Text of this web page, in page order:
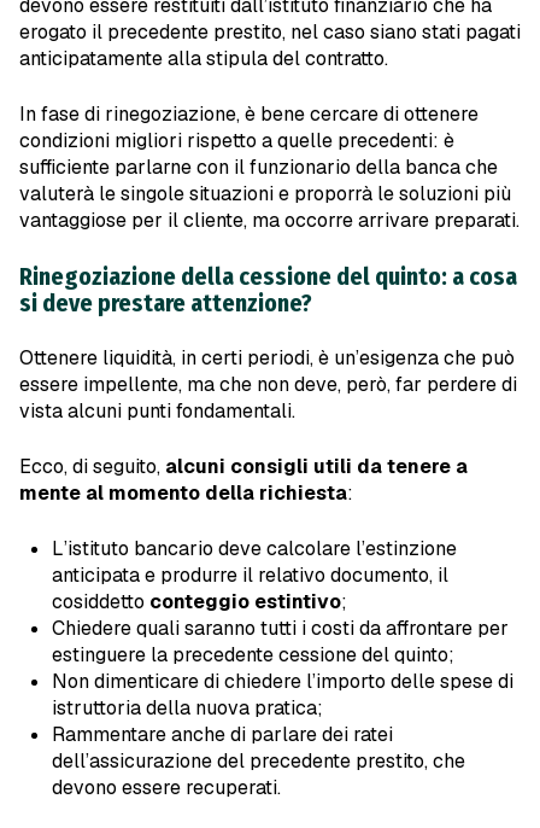
devono essere restituiti dall’istituto finanziario che ha
erogato il precedente prestito, nel caso siano stati pagati
anticipatamente alla stipula del contratto.
In fase di rinegoziazione, è bene cercare di ottenere
condizioni migliori rispetto a quelle precedenti: è
sufficiente parlarne con il funzionario della banca che
valuterà le singole situazioni e proporrà le soluzioni più
vantaggiose per il cliente, ma occorre arrivare preparati.
Rinegoziazione della cessione del quinto: a cosa
si deve prestare attenzione?
Ottenere liquidità, in certi periodi, è un’esigenza che può
essere impellente, ma che non deve, però, far perdere di
vista alcuni punti fondamentali.
Ecco, di seguito, alcuni consigli utili da tenere a
mente al momento della richiesta:
L’istituto bancario deve calcolare l’estinzione
anticipata e produrre il relativo documento, il
cosiddetto conteggio estintivo;
Chiedere quali saranno tutti i costi da affrontare per
estinguere la precedente cessione del quinto;
Non dimenticare di chiedere l’importo delle spese di
istruttoria della nuova pratica;
Rammentare anche di parlare dei ratei
dell’assicurazione del precedente prestito, che
devono essere recuperati.